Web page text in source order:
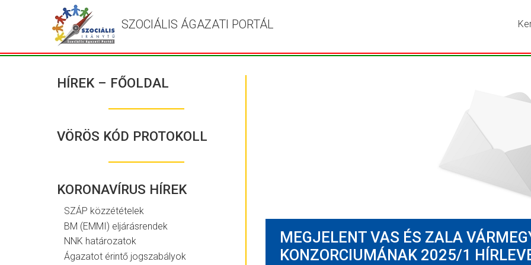
SZOCIÁLIS ÁGAZATI PORTÁL
Írja
a
HÍREK – FŐOLDAL
VÖRÖS KÓD PROTOKOLL
KORONAVÍRUS HÍREK
SZÁP közzétételek
BM (EMMI) eljárásrendek
NNK határozatok
Ágazatot érintő jogszabályok
MEGJELENT VAS ÉS ZALA
KONZORCIUMÁNAK 2025/1